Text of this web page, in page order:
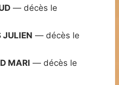
— décès le
JULIEN — décès le
MARI — décès le